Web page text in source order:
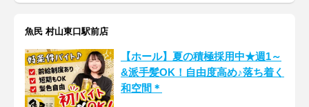
魚民 村山東口駅前店
【ホール】夏の積極採用中★週1～
&派手髪OK！自由度高め♪落ち着く
和空間＊